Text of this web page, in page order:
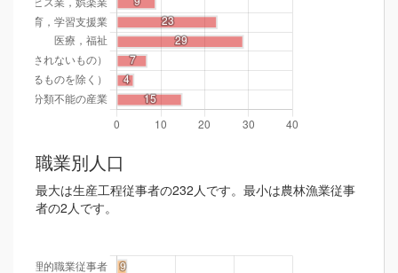
職業別人口
最大は生産工程従事者の232人です。最小は農林漁業従事
者の2人です。